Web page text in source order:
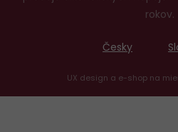
rokov.
Česky
UX design a e-shop na